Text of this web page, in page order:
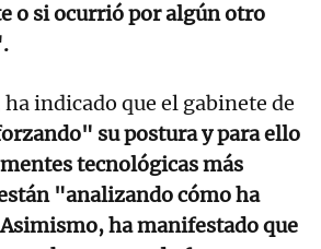
o si ocurrió por algún otro
indicado que el gabinete de
su postura y para ello
tecnológicas más
"analizando cómo ha
ha manifestado que